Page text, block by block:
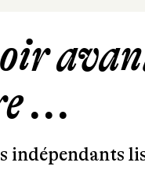
...
indépendants